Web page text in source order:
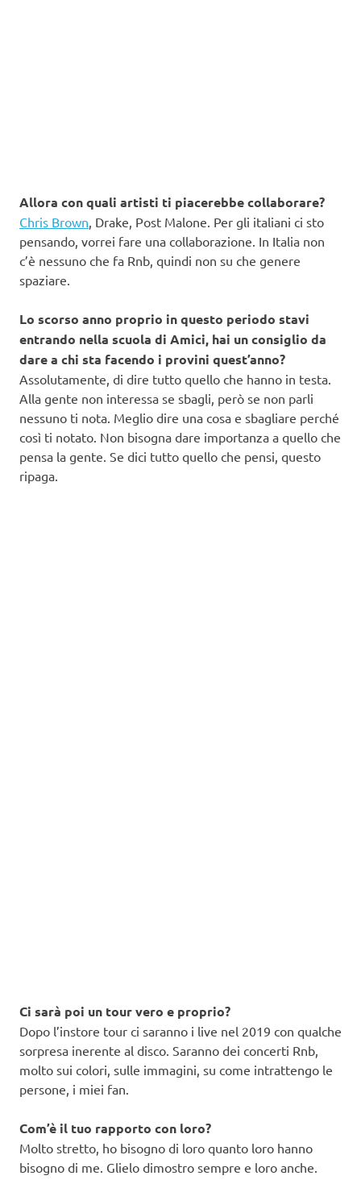
Allora con quali artisti ti piacerebbe collaborare?
Chris Brown , Drake, Post Malone. Per gli italiani ci sto
pensando, vorrei fare una collaborazione. In Italia non
c’è nessuno che fa Rnb, quindi non su che genere
spaziare.
Lo scorso anno proprio in questo periodo stavi
entrando nella scuola di Amici, hai un consiglio da
dare a chi sta facendo i provini quest’anno?
Assolutamente, di dire tutto quello che hanno in testa.
Alla gente non interessa se sbagli, però se non parli
nessuno ti nota. Meglio dire una cosa e sbagliare perché
così ti notato. Non bisogna dare importanza a quello che
pensa la gente. Se dici tutto quello che pensi, questo
ripaga.
Ci sarà poi un tour vero e proprio?
Dopo l’instore tour ci saranno i live nel 2019 con qualche
sorpresa inerente al disco. Saranno dei concerti Rnb,
molto sui colori, sulle immagini, su come intrattengo le
persone, i miei fan.
Com’è il tuo rapporto con loro?
Molto stretto, ho bisogno di loro quanto loro hanno
bisogno di me. Glielo dimostro sempre e loro anche.